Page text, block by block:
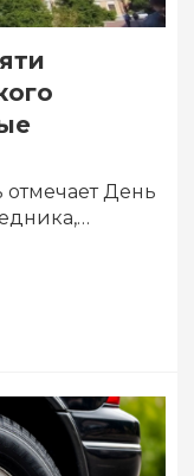
отмечает День
при…